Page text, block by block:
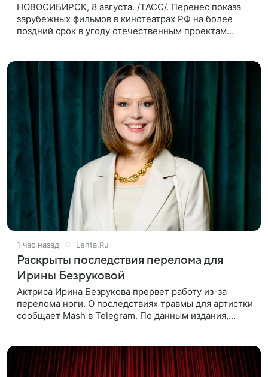
НОВОСИБИРСК, 8 августа. /ТАСС/. Перенес показа
зарубежных фильмов в кинотеатрах РФ на более
поздний срок в угоду отечественным проектам
1 час назад Lenta.Ru
Раскрыты последствия перелома для
Ирины Безруковой
Актриса Ирина Безрукова прервет работу из-за
перелома ноги. О последствиях травмы для артистки
сообщает Mash в Telegram. По данным издания,